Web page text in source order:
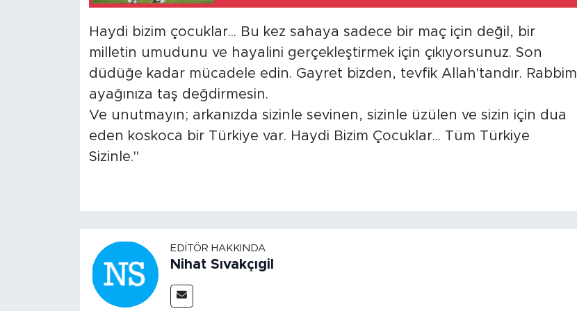
Haydi bizim çocuklar... Bu kez sahaya sadece bir maç için değil, bir
milletin umudunu ve hayalini gerçekleştirmek için çıkıyorsunuz. Son
düdüğe kadar mücadele edin. Gayret bizden, tevfik Allah'tandır. Rabbim
ayağınıza taş değdirmesin.
Ve unutmayın; arkanızda sizinle sevinen, sizinle üzülen ve sizin için dua
eden koskoca bir Türkiye var. Haydi Bizim Çocuklar... Tüm Türkiye
Sizinle."
EDITÖR HAKKINDA
Nihat Sıvakçıgil